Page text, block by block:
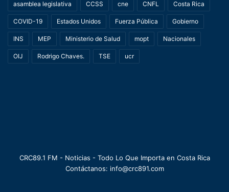
asamblea legislativa CCSS cne CNFL Costa Rica
COVID-19 Estados Unidos Fuerza Pública Gobierno
INS MEP Ministerio de Salud mopt Nacionales
OIJ Rodrigo Chaves. TSE ucr
CRC89.1 FM - Noticias - Todo Lo Que Importa en Costa Rica
Contáctanos: info@crc891.com